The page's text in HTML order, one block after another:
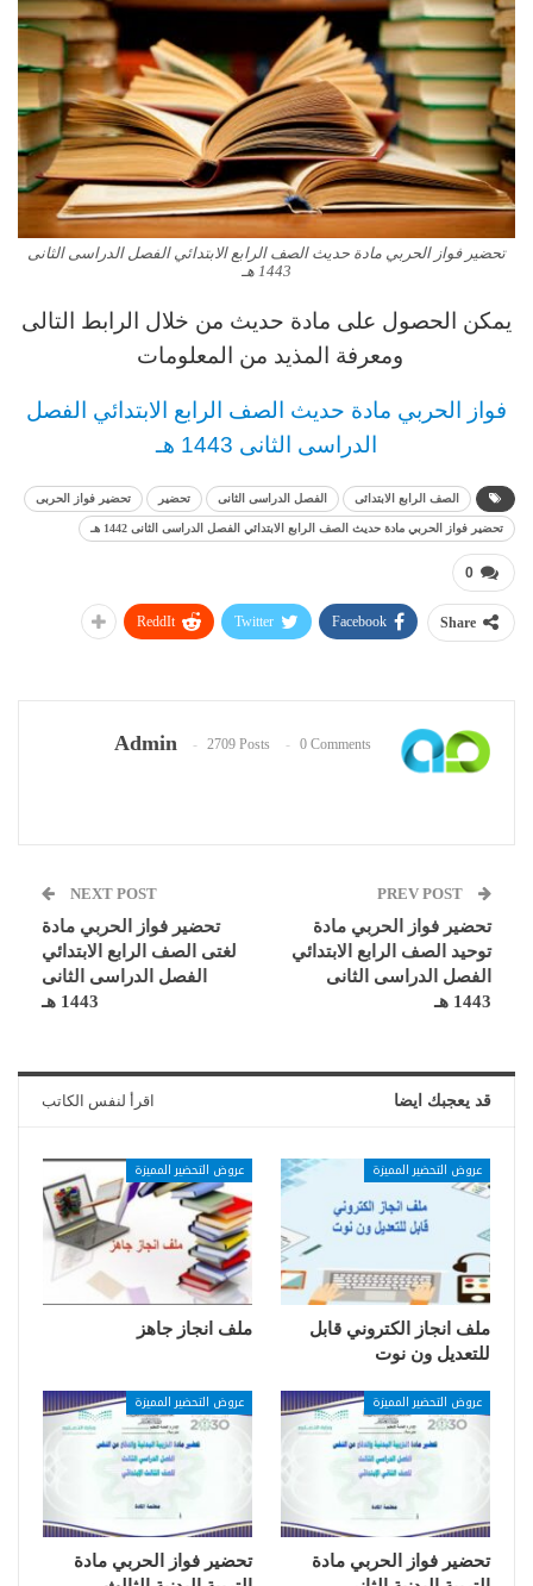
تحضير فواز الحربي مادة حديث الصف الرابع الابتدائي الفصل الدراسى الثانى
1443 هـ
يمكن الحصول على مادة حديث من خلال الرابط التالى
ومعرفة المذيد من المعلومات
فواز الحربي مادة حديث الصف الرابع الابتدائي الفصل
الدراسى الثانى 1443 هـ
الصف الرابع الابتدائى الفصل الدراسى الثانى تحضير تحضير فواز الحربى
تحضير فواز الحربي مادة حديث الصف الرابع الابتدائي الفصل الدراسى الثانى 1442 هـ
0
Share
Facebook
Twitter
ReddIt
Admin 2709 Posts 0 Comments
تحضير فواز الحربي مادة
توحيد الصف الرابع الابتدائي
الفصل الدراسى الثانى
1443 هـ
NEXT POST
تحضير فواز الحربي مادة
لغتى الصف الرابع الابتدائي
الفصل الدراسى الثانى
1443 هـ
قد يعجبك ايضا اقرأ لنفس الكاتب
عروض التحضير المميزة
ملف انجاز الكتروني قابل
للتعديل ون نوت
عروض التحضير المميزة
ملف انجاز جاهز
عروض التحضير المميزة
تحضير فواز الحربي مادة
عروض التحضير المميزة
تحضير فواز الحربي مادة